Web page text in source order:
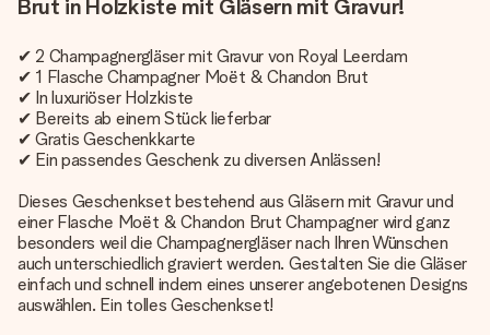
Brut in Holzkiste mit Gläsern mit Gravur!
✔ 2 Champagnergläser mit Gravur von Royal Leerdam
✔ 1 Flasche Champagner Moët & Chandon Brut
✔ In luxuriöser Holzkiste
✔ Bereits ab einem Stück lieferbar
✔ Gratis Geschenkkarte
✔ Ein passendes Geschenk zu diversen Anlässen!
Dieses Geschenkset bestehend aus Gläsern mit Gravur und
einer Flasche Moët & Chandon Brut Champagner wird ganz
besonders weil die Champagnergläser nach Ihren Wünschen
auch unterschiedlich graviert werden. Gestalten Sie die Gläser
einfach und schnell indem eines unserer angebotenen Designs
auswählen. Ein tolles Geschenkset!